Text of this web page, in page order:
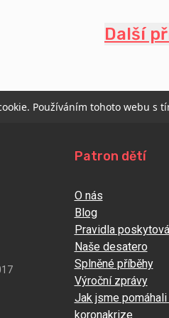
Další
Používáním tohoto webu s
Patron dětí
O nás
Blog
Pravidla
Naše desatero
Splněné příběhy
Výroční zprávy
Jak jsme
koronakrize